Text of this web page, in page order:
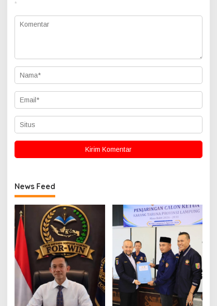
*
News Feed